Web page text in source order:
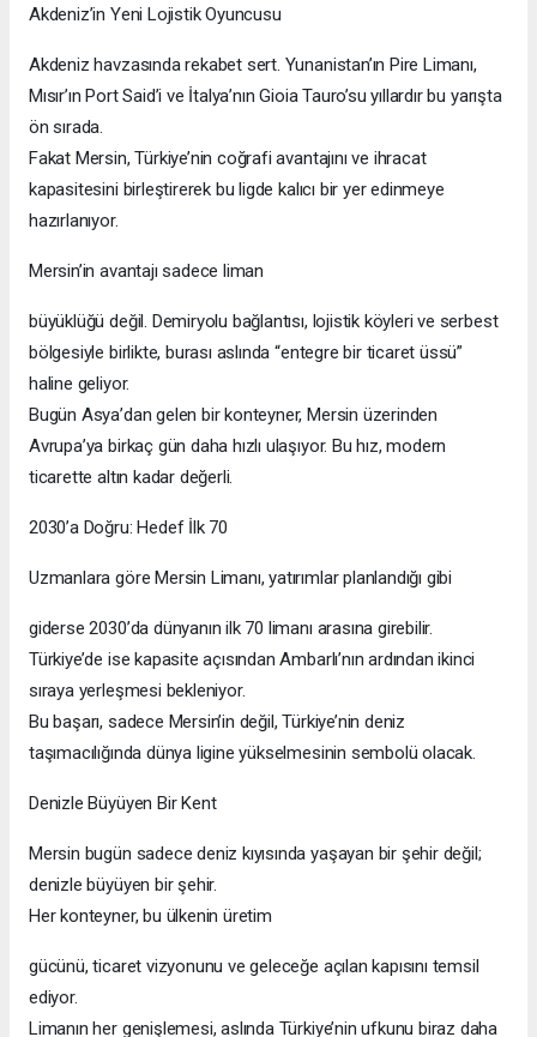
Akdeniz’in Yeni Lojistik Oyuncusu
Akdeniz havzasında rekabet sert. Yunanistan’ın Pire Limanı,
Mısır’ın Port Said’i ve İtalya’nın Gioia Tauro’su yıllardır bu yarışta
ön sırada.
Fakat Mersin, Türkiye’nin coğrafi avantajını ve ihracat
kapasitesini birleştirerek bu ligde kalıcı bir yer edinmeye
hazırlanıyor.
Mersin’in avantajı sadece liman
büyüklüğü değil. Demiryolu bağlantısı, lojistik köyleri ve serbest
bölgesiyle birlikte, burası aslında “entegre bir ticaret üssü”
haline geliyor.
Bugün Asya’dan gelen bir konteyner, Mersin üzerinden
Avrupa’ya birkaç gün daha hızlı ulaşıyor. Bu hız, modern
ticarette altın kadar değerli.
2030’a Doğru: Hedef İlk 70
Uzmanlara göre Mersin Limanı, yatırımlar planlandığı gibi
giderse 2030’da dünyanın ilk 70 limanı arasına girebilir.
Türkiye’de ise kapasite açısından Ambarlı’nın ardından ikinci
sıraya yerleşmesi bekleniyor.
Bu başarı, sadece Mersin’in değil, Türkiye’nin deniz
taşımacılığında dünya ligine yükselmesinin sembolü olacak.
Denizle Büyüyen Bir Kent
Mersin bugün sadece deniz kıyısında yaşayan bir şehir değil;
denizle büyüyen bir şehir.
Her konteyner, bu ülkenin üretim
gücünü, ticaret vizyonunu ve geleceğe açılan kapısını temsil
ediyor.
Limanın her genişlemesi, aslında Türkiye’nin ufkunu biraz daha